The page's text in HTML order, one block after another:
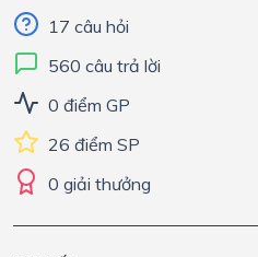
17 câu hỏi
560 câu trả lời
0 điểm GP
26 điểm SP
0 giải thưởng